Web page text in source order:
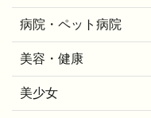
病院・ペット病院
美容・健康
美少女